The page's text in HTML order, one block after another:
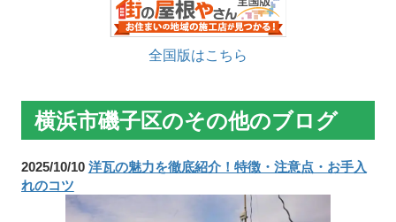
全国版はこちら
横浜市磯子区のその他のブログ
2025/10/10 洋瓦の魅力を徹底紹介！特徴・注意点・お手入
れのコツ